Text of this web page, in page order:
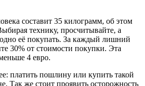
составит 35 килограмм, об этом
технику, просчитывайте, а
её покупать. За каждый лишний
30% от стоимости покупки. Эта
4 евро.
платить пошлину или купить такой
Так же стоит проявить осторожность